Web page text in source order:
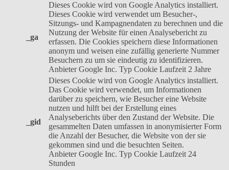
_ga
Dieses Cookie wird von Google Analytics installiert.
Dieses Cookie wird verwendet um Besucher-,
Sitzungs- und Kampagnendaten zu berechnen und die
Nutzung der Website für einen Analysebericht zu
erfassen. Die Cookies speichern diese Informationen
anonym und weisen eine zufällig generierte Nummer
Besuchern zu um sie eindeutig zu identifizieren.
Anbieter Google Inc. Typ Cookie Laufzeit 2 Jahre
_gid
Dieses Cookie wird von Google Analytics installiert.
Das Cookie wird verwendet, um Informationen
darüber zu speichern, wie Besucher eine Website
nutzen und hilft bei der Erstellung eines
Analyseberichts über den Zustand der Website. Die
gesammelten Daten umfassen in anonymisierter Form
die Anzahl der Besucher, die Website von der sie
gekommen sind und die besuchten Seiten.
Anbieter Google Inc. Typ Cookie Laufzeit 24
Stunden